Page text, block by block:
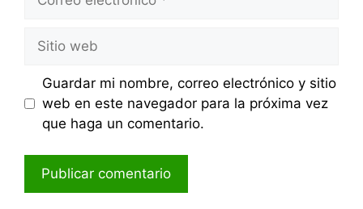
Sitio
web
Guardar mi nombre, correo electrónico y sitio
web en este navegador para la próxima vez
que haga un comentario.